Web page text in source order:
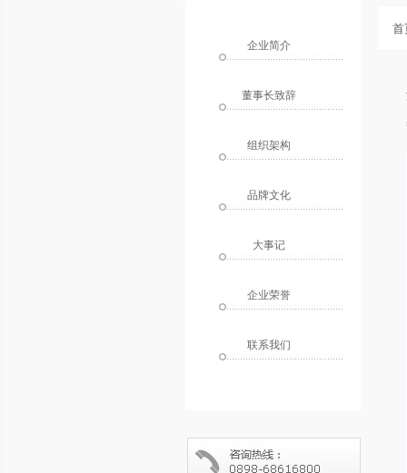
企业简介
董事长致辞
组织架构
品牌文化
大事记
企业荣誉
联系我们
首